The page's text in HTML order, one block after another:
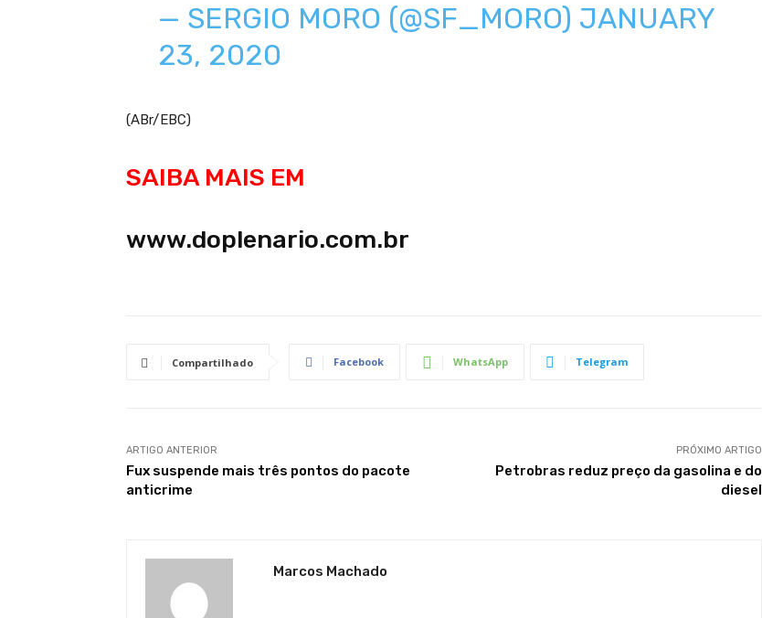
— SERGIO MORO (@SF_MORO) JANUARY
23, 2020
(ABr/EBC)
SAIBA MAIS EM
www.doplenario.com.br
Compartilhado Facebook WhatsApp Telegram
ARTIGO ANTERIOR
Fux suspende mais três pontos do pacote
anticrime
PRÓXIMO ARTIGO
Petrobras reduz preço da gasolina e do
diesel
Marcos Machado